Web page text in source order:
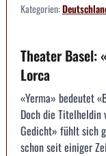
Kategorien:
Theater Basel:
Lorca
«Yerma» bedeutet
Doch die Titelheldin
Gedicht» fühlt sich
schon seit einiger